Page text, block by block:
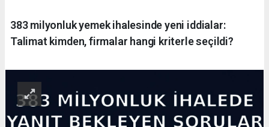
383 milyonluk yemek ihalesinde yeni iddialar:
Talimat kimden, firmalar hangi kriterle seçildi?